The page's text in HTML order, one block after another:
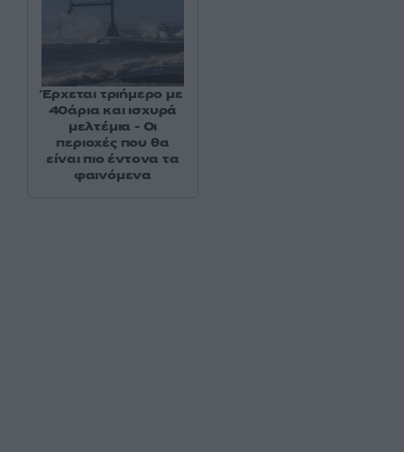
Έρχεται τριήμερο με
40άρια και ισχυρά
μελτέμια - Οι
περιοχές που θα
είναι πιο έντονα τα
φαινόμενα